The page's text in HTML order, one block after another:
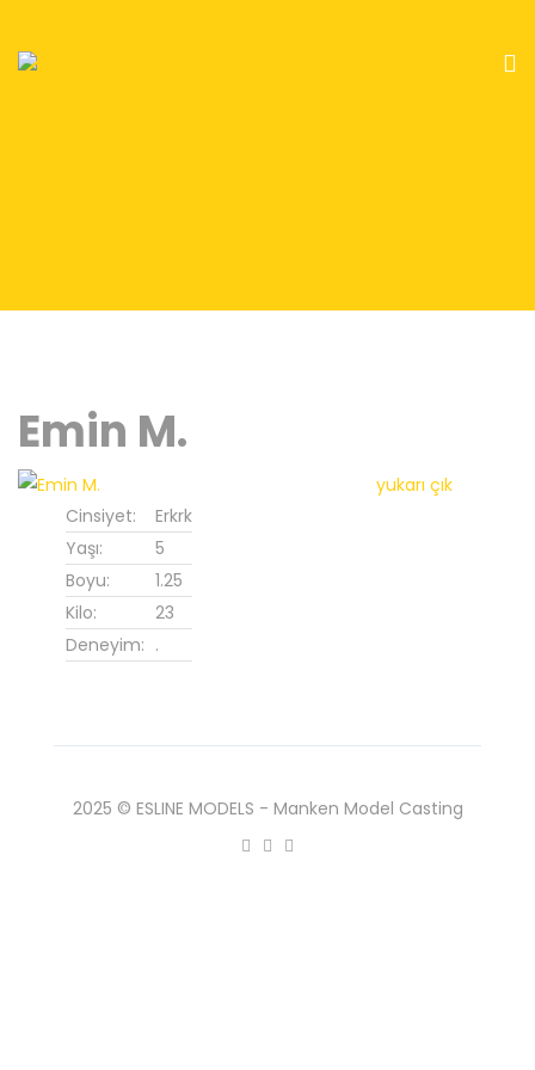
Emin M.
Cinsiyet:
Erkrk
Yaşı:
5
Boyu:
1.25
Kilo:
23
Deneyim: .
yukarı çık
2025 © ESLINE MODELS - Manken Model Casting